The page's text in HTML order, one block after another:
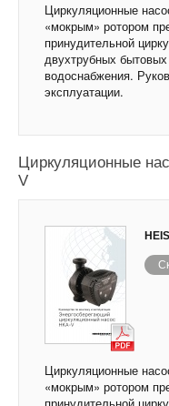
Циркуляционные
«мокрым» ротором
принудительной
двухтрубных
водоснабжения.
эксплуатации.
Циркуляционные
V
Циркуляционные
«мокрым» ротором